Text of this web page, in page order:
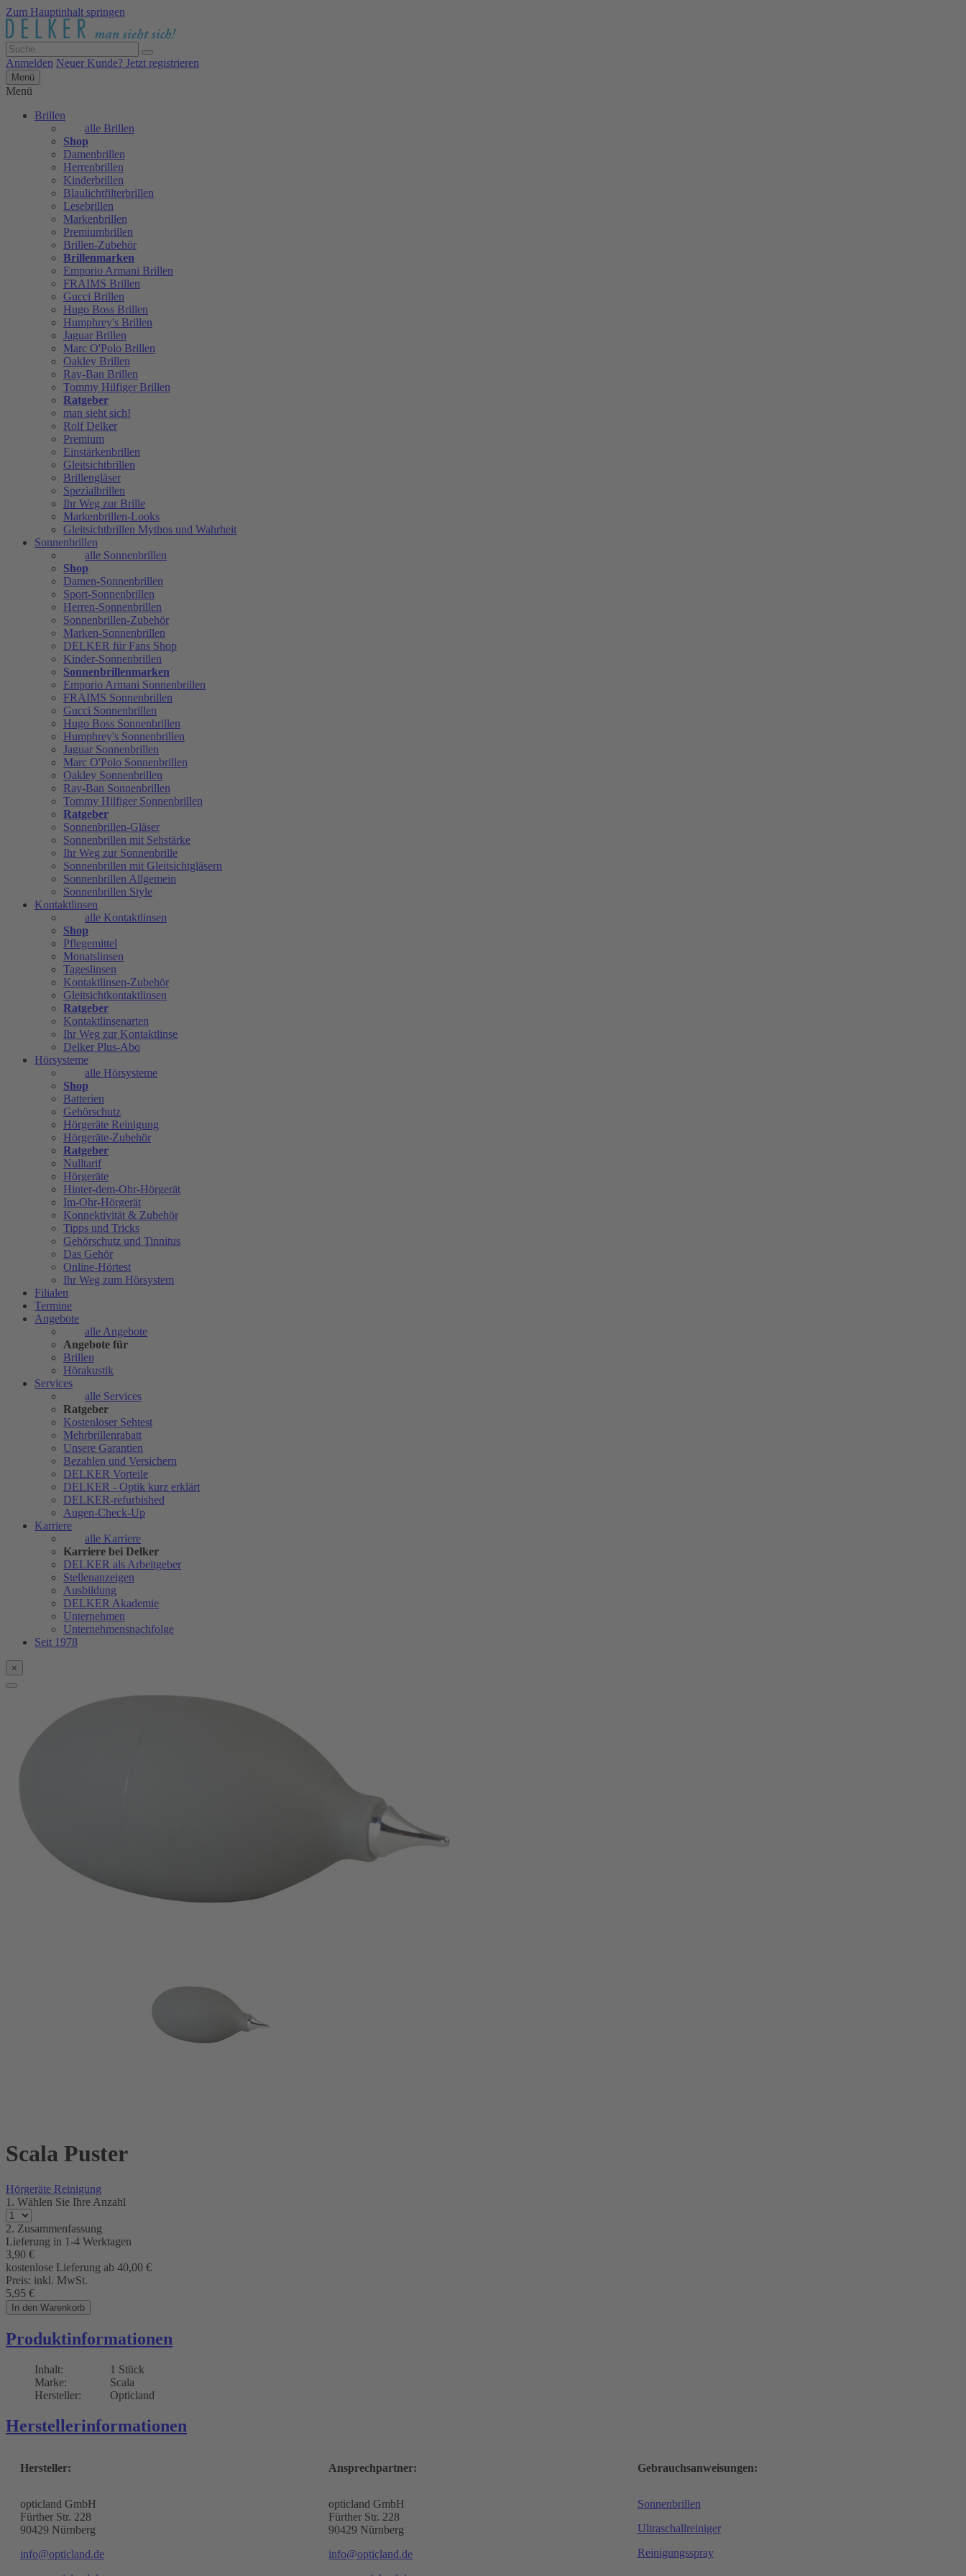
Zum Hauptinhalt springen
Anmelden Neuer Kunde? Jetzt registrieren
Menü
Menü
Brillen
alle Brillen
Shop
Damenbrillen
Herrenbrillen
Kinderbrillen
Blaulichtfilterbrillen
Lesebrillen
Markenbrillen
Premiumbrillen
Brillen-Zubehör
Brillenmarken
Emporio Armani Brillen
FRAIMS Brillen
Gucci Brillen
Hugo Boss Brillen
Humphrey's Brillen
Jaguar Brillen
Marc O'Polo Brillen
Oakley Brillen
Ray-Ban Brillen
Tommy Hilfiger Brillen
Ratgeber
man sieht sich!
Rolf Delker
Premium
Einstärkenbrillen
Gleitsichtbrillen
Brillengläser
Spezialbrillen
Ihr Weg zur Brille
Markenbrillen-Looks
Gleitsichtbrillen Mythos und Wahrheit
Sonnenbrillen
alle Sonnenbrillen
Shop
Damen-Sonnenbrillen
Sport-Sonnenbrillen
Herren-Sonnenbrillen
Sonnenbrillen-Zubehör
Marken-Sonnenbrillen
DELKER für Fans Shop
Kinder-Sonnenbrillen
Sonnenbrillenmarken
Emporio Armani Sonnenbrillen
FRAIMS Sonnenbrillen
Gucci Sonnenbrillen
Hugo Boss Sonnenbrillen
Humphrey's Sonnenbrillen
Jaguar Sonnenbrillen
Marc O'Polo Sonnenbrillen
Oakley Sonnenbrillen
Ray-Ban Sonnenbrillen
Tommy Hilfiger Sonnenbrillen
Ratgeber
Sonnenbrillen-Gläser
Sonnenbrillen mit Sehstärke
Ihr Weg zur Sonnenbrille
Sonnenbrillen mit Gleitsichtgläsern
Sonnenbrillen Allgemein
Sonnenbrillen Style
Kontaktlinsen
alle Kontaktlinsen
Shop
Pflegemittel
Monatslinsen
Tageslinsen
Kontaktlinsen-Zubehör
Gleitsichtkontaktlinsen
Ratgeber
Kontaktlinsenarten
Ihr Weg zur Kontaktlinse
Delker Plus-Abo
Hörsysteme
alle Hörsysteme
Shop
Batterien
Gehörschutz
Hörgeräte Reinigung
Hörgeräte-Zubehör
Ratgeber
Nulltarif
Hörgeräte
Hinter-dem-Ohr-Hörgerät
Im-Ohr-Hörgerät
Konnektivität & Zubehör
Tipps und Tricks
Gehörschutz und Tinnitus
Das Gehör
Online-Hörtest
Ihr Weg zum Hörsystem
Filialen
Termine
Angebote
alle Angebote
Angebote für
Brillen
Hörakustik
Services
alle Services
Ratgeber
Kostenloser Sehtest
Mehrbrillenrabatt
Unsere Garantien
Bezahlen und Versichern
DELKER Vorteile
DELKER - Optik kurz erklärt
DELKER-refurbished
Augen-Check-Up
Karriere
alle Karriere
Karriere bei Delker
DELKER als Arbeitgeber
Stellenanzeigen
Ausbildung
DELKER Akademie
Unternehmen
Unternehmensnachfolge
Seit 1978
×
Scala Puster
Hörgeräte Reinigung
1. Wählen Sie Ihre Anzahl
2. Zusammenfassung
Lieferung in 1-4 Werktagen
3,90 €
kostenlose Lieferung ab 40,00 €
Preis: inkl. MwSt.
5,95 €
In den Warenkorb
Produktinformationen
Inhalt:
1 Stück
Marke:
Scala
Hersteller:
Opticland
Herstellerinformationen
Hersteller:
opticland GmbH
Fürther Str. 228
90429 Nürnberg
info@opticland.de
Ansprechpartner:
opticland GmbH
Fürther Str. 228
90429 Nürnberg
info@opticland.de
Gebrauchsanweisungen:
Sonnenbrillen
Ultraschallreiniger
Reinigungsspray